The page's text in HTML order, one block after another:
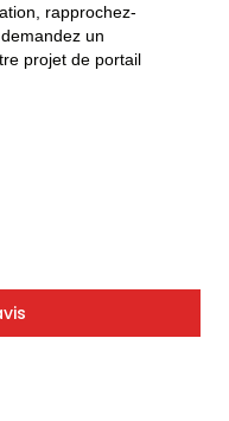
rapprochez-
un
projet de portail